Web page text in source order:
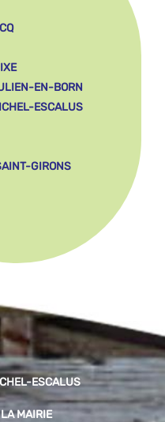
EN-BORN
ESCALUS
GIRONS
ESCALUS
MAIRIE